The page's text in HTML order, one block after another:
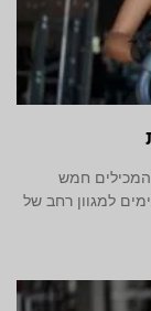
המכילים חמש
למגוון רחב של